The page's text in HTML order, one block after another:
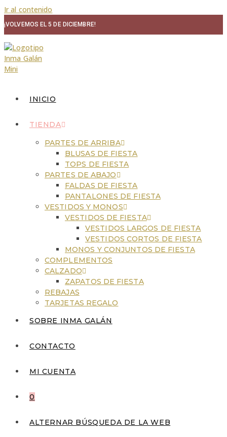
Ir al contenido
¡VOLVEMOS EL 5 DE DICIEMBRE!
INICIO
TIENDA
PARTES DE ARRIBA
BLUSAS DE FIESTA
TOPS DE FIESTA
PARTES DE ABAJO
FALDAS DE FIESTA
PANTALONES DE FIESTA
VESTIDOS Y MONOS
VESTIDOS DE FIESTA
VESTIDOS LARGOS DE FIESTA
VESTIDOS CORTOS DE FIESTA
MONOS Y CONJUNTOS DE FIESTA
COMPLEMENTOS
CALZADO
ZAPATOS DE FIESTA
REBAJAS
TARJETAS REGALO
SOBRE INMA GALÁN
CONTACTO
MI CUENTA
0
ALTERNAR BÚSQUEDA DE LA WEB